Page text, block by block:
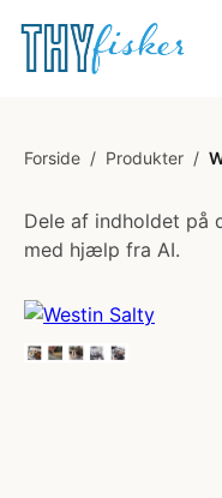
Forside / Produkter /
Dele af indholdet på
med hjælp fra AI.